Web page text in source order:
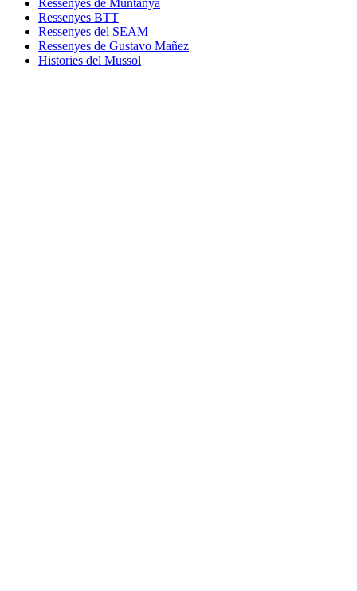
Ressenyes de Muntanya
Ressenyes BTT
Ressenyes del SEAM
Ressenyes de Gustavo Mañez
Histories del Mussol